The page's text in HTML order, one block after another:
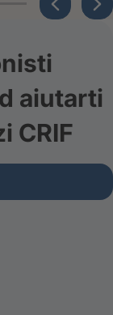
aiutarti
CRIF